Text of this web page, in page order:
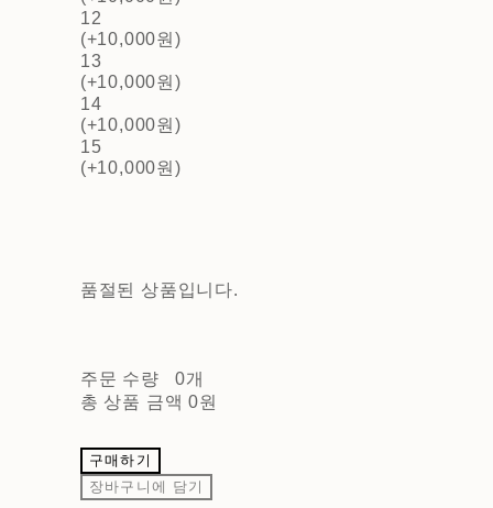
12
(+10,000원)
13
(+10,000원)
14
(+10,000원)
15
(+10,000원)
품절된 상품입니다.
주문 수량
0개
총 상품 금액 0원
구매하기
장바구니에 담기